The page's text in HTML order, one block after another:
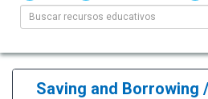
Saving and Borrowing